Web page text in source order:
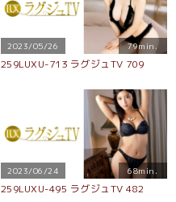
2023/05/26 79min.
259LUXU-713 ラグジュTV 709
2023/06/24 68min.
259LUXU-495 ラグジュTV 482